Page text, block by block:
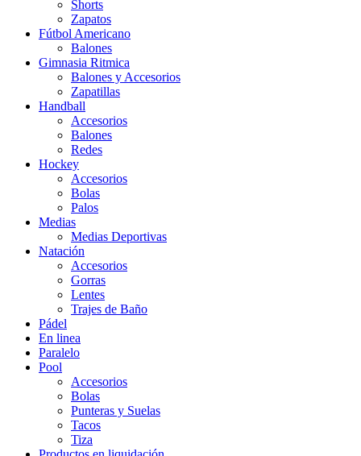
Shorts
Zapatos
Fútbol Americano
Balones
Gimnasia Ritmica
Balones y Accesorios
Zapatillas
Handball
Accesorios
Balones
Redes
Hockey
Accesorios
Bolas
Palos
Medias
Medias Deportivas
Natación
Accesorios
Gorras
Lentes
Trajes de Baño
Pádel
En linea
Paralelo
Pool
Accesorios
Bolas
Punteras y Suelas
Tacos
Tiza